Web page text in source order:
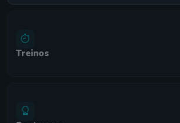
Treinos